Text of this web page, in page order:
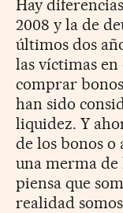
Hay
2008 y la de
últimos dos
las víctimas en
comprar
han sido
liquidez. Y
de los bonos o
una merma de
piensa que
realidad